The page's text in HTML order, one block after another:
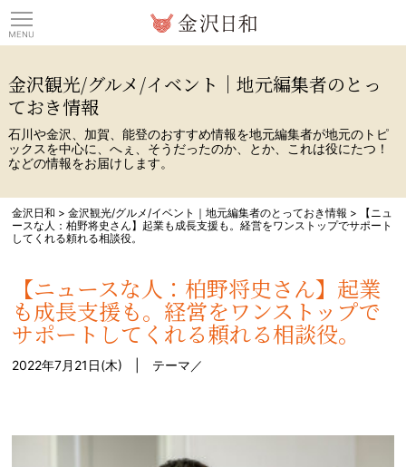
金沢観光/グルメ/イベント｜地元編集者のとっ
ておき情報
石川や金沢、加賀、能登のおすすめ情報を地元編集者が地元のトピ
ックスを中心に、へぇ、そうだったのか、とか、これは役にたつ！
などの情報をお届けします。
金沢日和 >金沢観光/グルメ/イベント｜地元編集者のとっておき情報 >
【ニュ
ースな人：柏野将史さん】起業も成長支援も。経営をワンストップでサポート
してくれる頼れる相談役。
【ニュースな人：柏野将史さん】起業
も成長支援も。経営をワンストップで
サポートしてくれる頼れる相談役。
2022年7月21日(木) | テーマ／